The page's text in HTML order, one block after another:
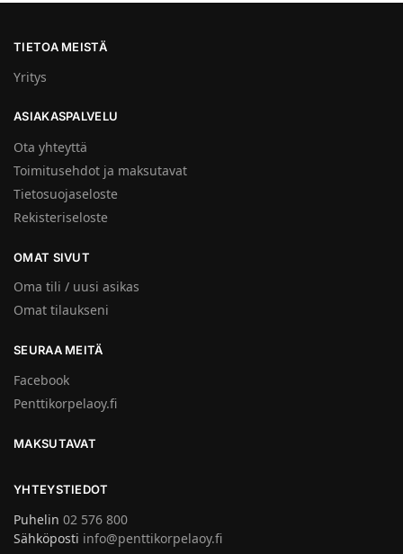
TIETOA MEISTÄ
Yritys
ASIAKASPALVELU
Ota yhteyttä
Toimitusehdot ja maksutavat
Tietosuojaseloste
Rekisteriseloste
OMAT SIVUT
Oma tili / uusi asikas
Omat tilaukseni
SEURAA MEITÄ
Facebook
Penttikorpelaoy.fi
MAKSUTAVAT
YHTEYSTIEDOT
Puhelin 02 576 800
Sähköposti info@penttikorpelaoy.fi